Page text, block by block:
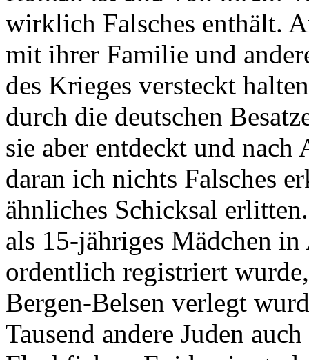
wirklich Falsches enthält.
mit ihrer Familie und
des Krieges versteckt
durch die deutschen
sie aber entdeckt und
daran ich nichts Falsches
ähnliches Schicksal
als 15-jähriges Mädchen
ordentlich registriert
Bergen-Belsen verlegt
Tausend andere Juden